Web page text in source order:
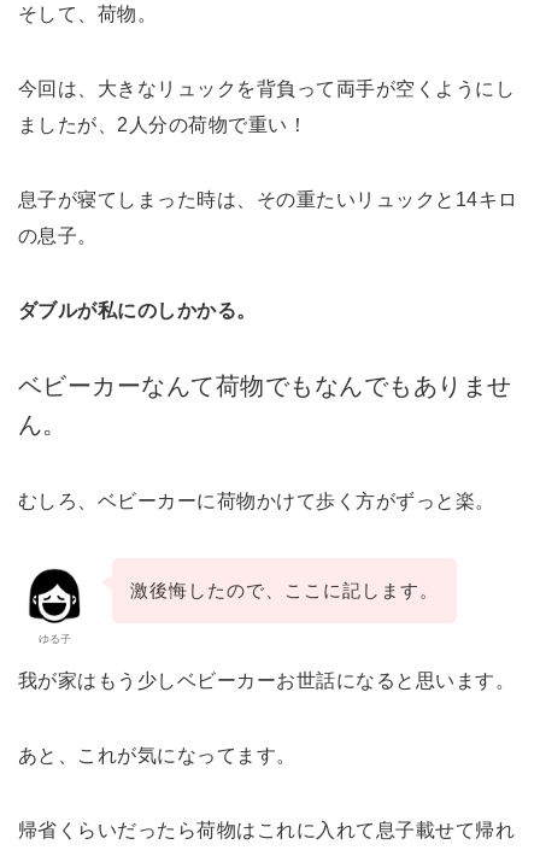
そして、荷物。
今回は、大きなリュックを背負って両手が空くようにし
ましたが、2人分の荷物で重い！
息子が寝てしまった時は、その重たいリュックと14キロ
の息子。
ダブルが私にのしかかる。
ベビーカーなんて荷物でもなんでもありませ
ん。
むしろ、ベビーカーに荷物かけて歩く方がずっと楽。
ゆる子
激後悔したので、ここに記します。
我が家はもう少しベビーカーお世話になると思います。
あと、これが気になってます。
帰省くらいだったら荷物はこれに入れて息子載せて帰れ